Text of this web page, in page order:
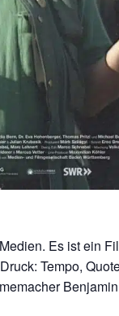
Es ist ein
Tempo,